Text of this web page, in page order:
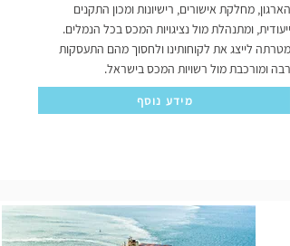
הארגון, מחלקת אישורים, רישיונות ומכון התקנים
ייעודית, ומתנהלת מול נציגויות המכס בכל הנמלים.
מטרתה לייצג את לקוחותינו ולחסוך מהם התעסקות
רבה ומורכבת מול רשויות המכס בישראל.
מידע נוסף